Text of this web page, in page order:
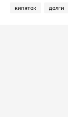
кипяток долги